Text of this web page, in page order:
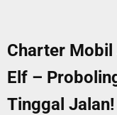
Charter Mobil
Elf –
Tinggal Jalan!